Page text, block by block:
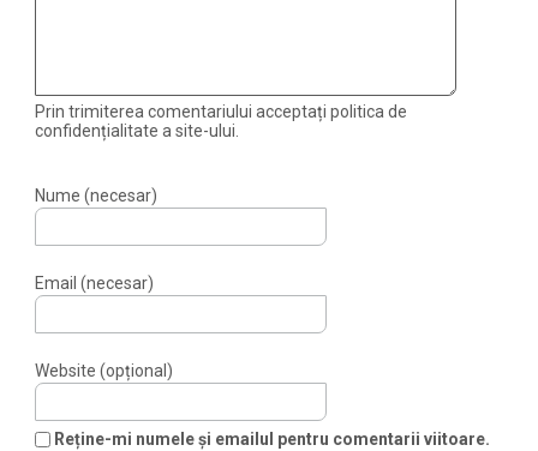
Prin trimiterea comentariului acceptați politica de
confidențialitate a site-ului.
Nume (necesar)
Email (necesar)
Website (opțional)
Reține-mi numele și emailul pentru comentarii viitoare.